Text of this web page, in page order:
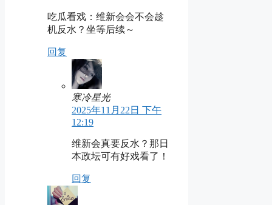
吃瓜看戏：维新会会不会趁
机反水？坐等后续～
回复
寒冷星光
2025年11月22日 下午
12:19
维新会真要反水？那日
本政坛可有好戏看了！
回复